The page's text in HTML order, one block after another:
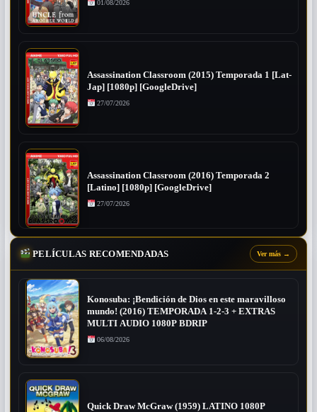
01/08/2026
Assassination Classroom (2015) Temporada 1 [Lat-
Jap] [1080p] [GoogleDrive]
27/07/2026
Assassination Classroom (2016) Temporada 2
[Latino] [1080p] [GoogleDrive]
27/07/2026
PELÍCULAS RECOMENDADAS Ver más →
Konosuba: ¡Bendición de Dios en este maravilloso
mundo! (2016) TEMPORADA 1-2-3 + EXTRAS
MULTI AUDIO 1080P BDRIP
06/08/2026
Quick Draw McGraw (1959) LATINO 1080P